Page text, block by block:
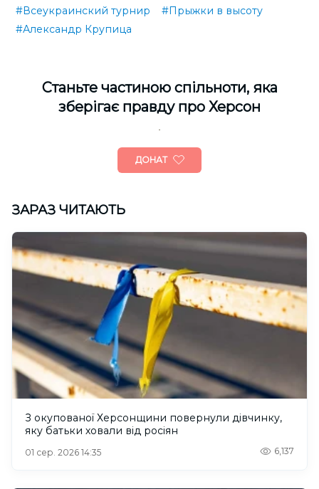
#Всеукраинский турнир
#Прыжки в высоту
#Александр Крупица
Cтаньте частиною спільноти, яка
зберігає правду про Херсон
ДОНАТ
ЗАРАЗ ЧИТАЮТЬ
З окупованої Херсонщини повернули дівчинку,
яку батьки ховали від росіян
01 сер. 2026 14:35 6,137